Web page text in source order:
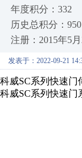
年度积分：332
历史总积分：950
注册：2015年5月
发表于：2022-09-21
科威SC系列快速
科威SC系列快速门